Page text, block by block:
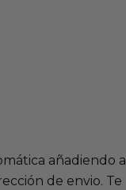
añadiendo al
de envio. Te